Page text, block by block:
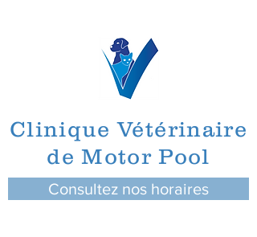
Clinique Vétérinaire
de Motor Pool
Consultez nos horaires